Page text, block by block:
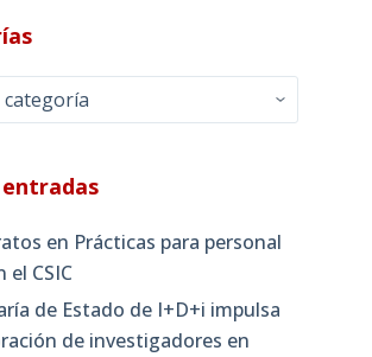
en Prácticas para personal
el CSIC
de Estado de I+D+i impulsa
de investigadores en